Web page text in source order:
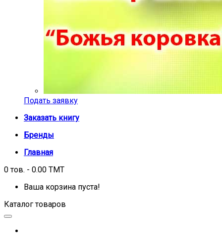
Подать заявку
Заказать книгу
Бренды
Главная
0 тов. - 0.00 TMT
Ваша корзина пуста!
Каталог товаров